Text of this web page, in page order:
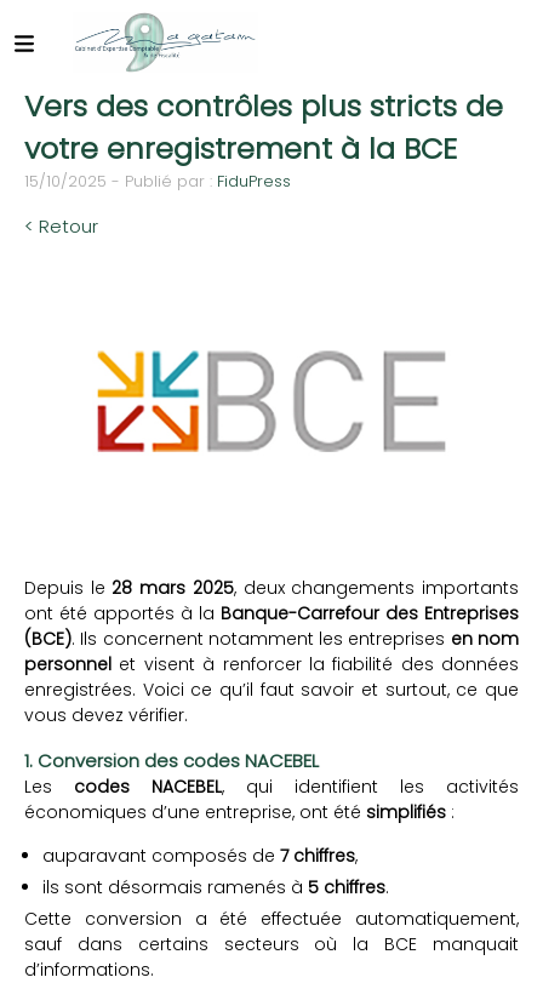
Vers des contrôles plus stricts de
votre enregistrement à la BCE
15/10/2025 - Publié par : FiduPress
< Retour
Depuis le 28 mars 2025, deux changements importants
ont été apportés à la Banque-Carrefour des Entreprises
(BCE). Ils concernent notamment les entreprises en nom
personnel et visent à renforcer la fiabilité des données
enregistrées. Voici ce qu’il faut savoir et surtout, ce que
vous devez vérifier.
1. Conversion des codes NACEBEL
Les codes NACEBEL, qui identifient les activités
économiques d’une entreprise, ont été simplifiés :
auparavant composés de 7 chiffres,
ils sont désormais ramenés à 5 chiffres.
Cette conversion a été effectuée automatiquement,
sauf dans certains secteurs où la BCE manquait
d’informations.